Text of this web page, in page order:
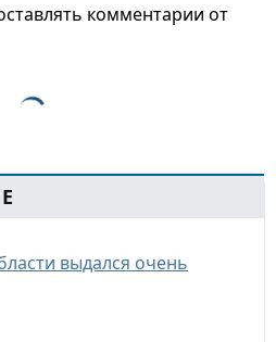
комментарии от
выдался очень